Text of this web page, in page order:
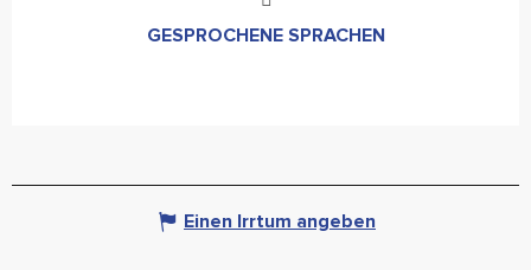
GESPROCHENE SPRACHEN
GESPROCHENE SPRACHEN
Einen Irrtum angeben